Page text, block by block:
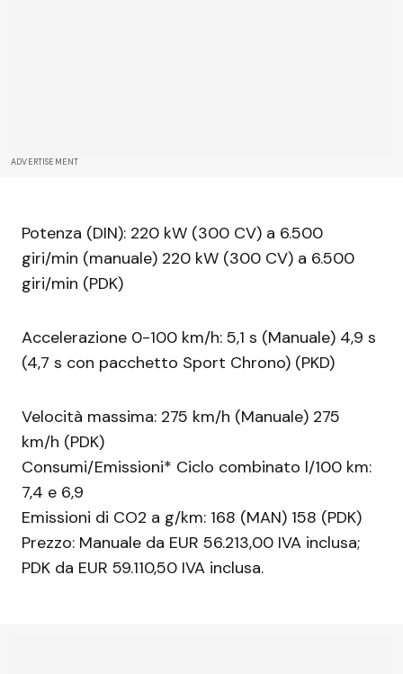
ADVERTISEMENT
Potenza (DIN): 220 kW (300 CV) a 6.500
giri/min (manuale) 220 kW (300 CV) a 6.500
giri/min (PDK)
Accelerazione 0-100 km/h: 5,1 s (Manuale) 4,9 s
(4,7 s con pacchetto Sport Chrono) (PKD)
Velocità massima: 275 km/h (Manuale) 275
km/h (PDK)
Consumi/Emissioni* Ciclo combinato l/100 km:
7,4 e 6,9
Emissioni di CO2 a g/km: 168 (MAN) 158 (PDK)
Prezzo: Manuale da EUR 56.213,00 IVA inclusa;
PDK da EUR 59.110,50 IVA inclusa.